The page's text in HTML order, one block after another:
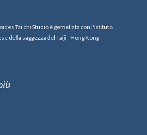
Tai chi Studio è gemellata con l'istituto
della saggezza del Taiji - Hong Kong